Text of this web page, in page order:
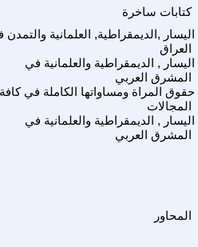
كتابات ساخرة
اليسار ,الديمقراطية, العلمانية والتمدن
العراق
اليسار , الديمقراطية والعلمانية في
المشرق العربي
حقوق المراة ومساواتها الكاملة في كافة
المجالات
اليسار , الديمقراطية والعلمانية في
المشرق العربي